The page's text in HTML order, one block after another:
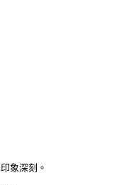
象深刻。